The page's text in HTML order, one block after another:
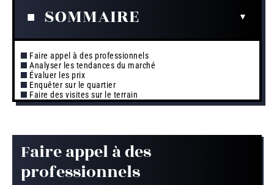
SOMMAIRE
Faire appel à des professionnels
Analyser les tendances du marché
Évaluer les prix
Enquêter sur le quartier
Faire des visites sur le terrain
Faire appel à des
professionnels